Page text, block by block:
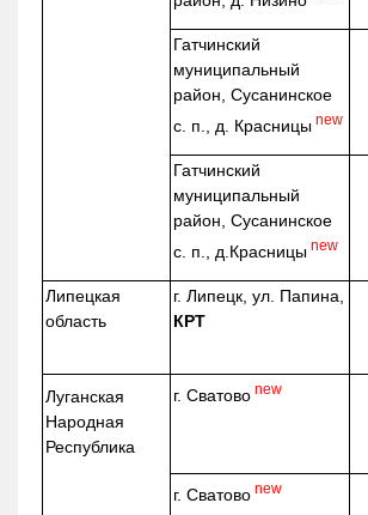
Гатчинский
муниципальный
район, Сусанинское
с. п., д. Красницы new
Гатчинский
муниципальный
район, Сусанинское
с. п.,д.Красницы new
Липецкая
область
г. Липецк, ул. Папина,
КРТ
Луганская
Народная
Республика
г. Сватово new
г. Сватово new